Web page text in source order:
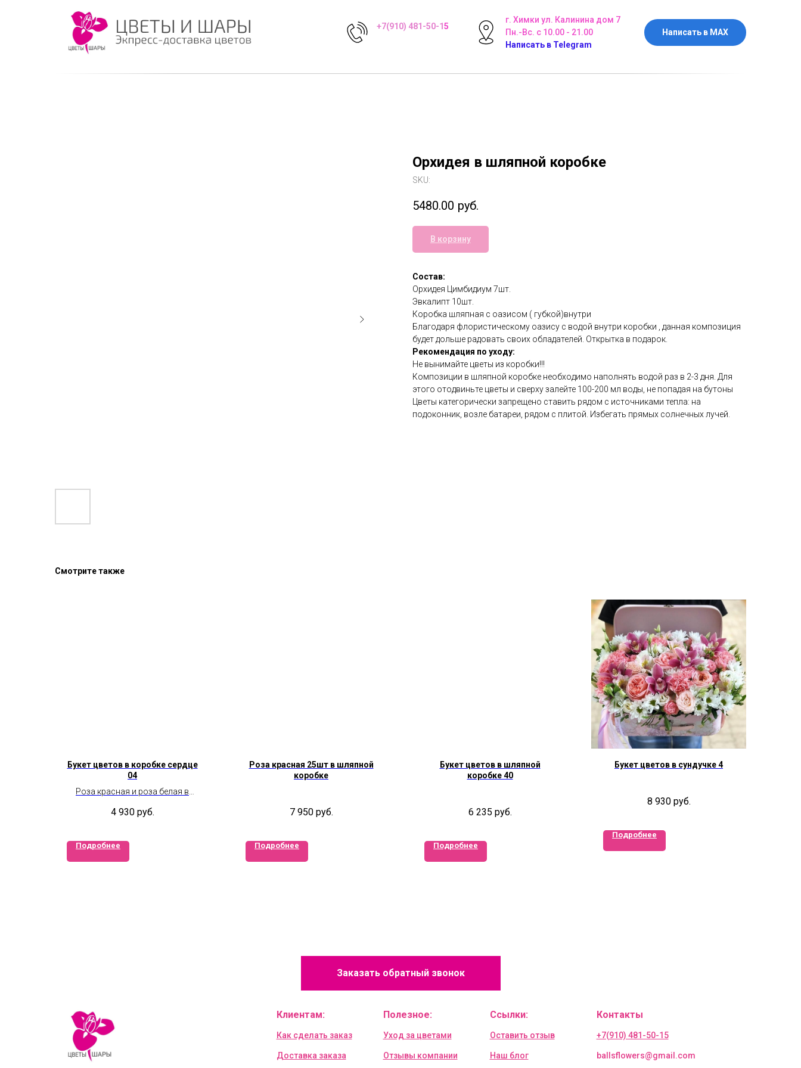
+7(910) 481-50-15
г. Химки ул. Калинина дом 7
Пн.-Вс. с 10.00 - 21.00
Написать в Telegram
Написать в MAX
Орхидея в шляпной коробке
SKU:
5480.00 руб.
В корзину
Состав:
Орхидея Цимбидиум 7шт.
Эвкалипт 10шт.
Коробка шляпная с оазисом ( губкой)внутри
Благодаря флористическому оазису с водой внутри коробки , данная композиция
будет дольше радовать своих обладателей. Открытка в подарок.
Рекомендация по уходу:
Не вынимайте цветы из коробки!!!
Композиции в шляпной коробке необходимо наполнять водой раз в 2-3 дня. Для
этого отодвиньте цветы и сверху залейте 100-200 мл воды, не попадая на бутоны
Цветы категорически запрещено ставить рядом с источниками тепла: на
подоконник, возле батареи, рядом с плитой. Избегать прямых солнечных лучей.
Смотрите также
Букет цветов в коробке сердце
04
Роза красная и роза белая в
4 930 руб.
Подробнее
Роза красная 25шт в шляпной
коробке
7 950 руб.
Подробнее
Букет цветов в шляпной
коробке 40
6 235 руб.
Подробнее
Букет цветов в сундучке 4
8 930 руб.
Подробнее
Заказать обратный звонок
Клиентам:
Как сделать заказ
Доставка заказа
Полезное:
Уход за цветами
Отзывы компании
Ссылки:
Оставить отзыв
Наш блог
Контакты
+7(910) 481-50-15
ballsflowers@gmail.com